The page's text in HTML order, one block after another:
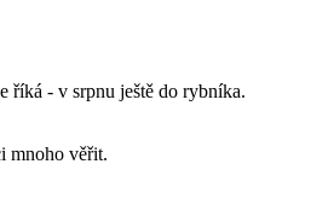
říká - v srpnu ještě do rybníka.
mnoho věřit.